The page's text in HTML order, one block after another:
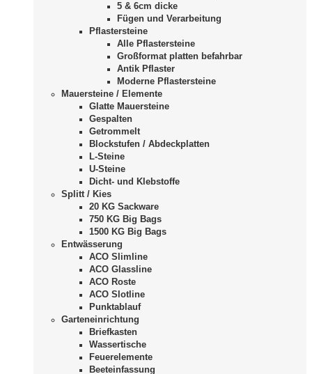
5 & 6cm dicke
Fügen und Verarbeitung
Pflastersteine
Alle Pflastersteine
Großformat platten befahrbar
Antik Pflaster
Moderne Pflastersteine
Mauersteine / Elemente
Glatte Mauersteine
Gespalten
Getrommelt
Blockstufen / Abdeckplatten
L-Steine
U-Steine
Dicht- und Klebstoffe
Splitt / Kies
20 KG Sackware
750 KG Big Bags
1500 KG Big Bags
Entwässerung
ACO Slimline
ACO Glassline
ACO Roste
ACO Slotline
Punktablauf
Garteneinrichtung
Briefkasten
Wassertische
Feuerelemente
Beeteinfassung